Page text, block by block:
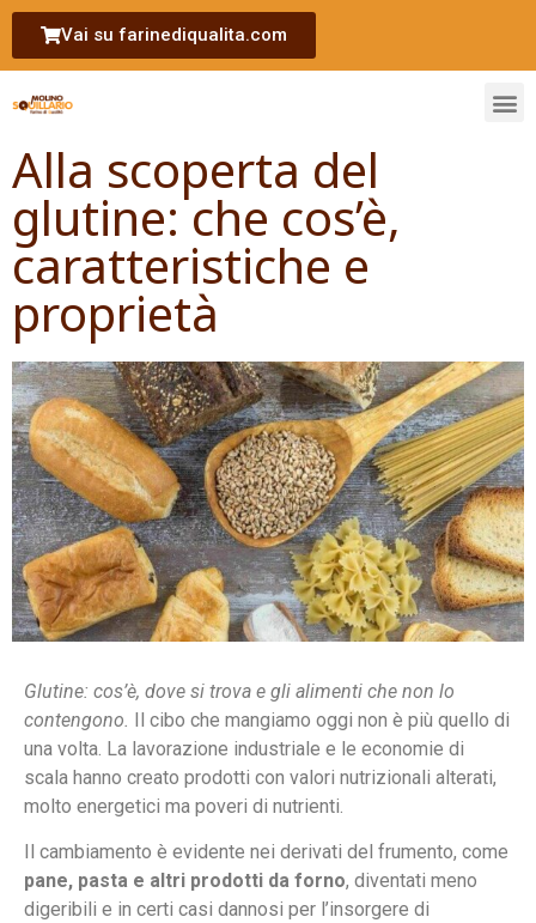
Vai su farinediqualita.com
Alla scoperta del
glutine: che cos’è,
caratteristiche e
proprietà
Glutine: cos’è, dove si trova e gli alimenti che non lo
contengono. Il cibo che mangiamo oggi non è più quello di
una volta. La lavorazione industriale e le economie di
scala hanno creato prodotti con valori nutrizionali alterati,
molto energetici ma poveri di nutrienti.
Il cambiamento è evidente nei derivati del frumento, come
pane, pasta e altri prodotti da forno, diventati meno
digeribili e in certi casi dannosi per l’insorgere di